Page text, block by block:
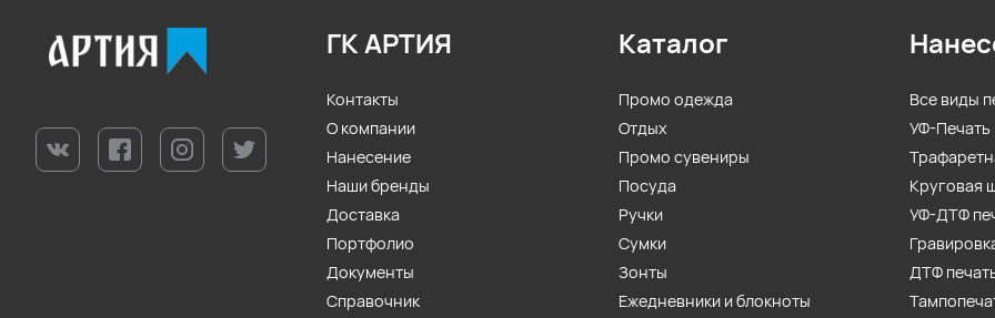
ГК АРТИЯ
Контакты
О компании
Нанесение
Наши бренды
Доставка
Портфолио
Документы
Справочник
Каталог
Промо одежда
Отдых
Промо сувениры
Посуда
Ручки
Сумки
Зонты
Ежедневники и блокноты
Все виды
УФ-Печать
Круговая
УФ-ДТФ
ДТФ